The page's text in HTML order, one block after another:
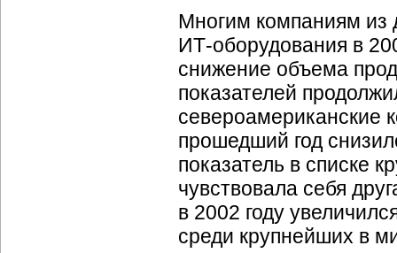
Многим компаниям из
ИТ-оборудования в
снижение объема
показателей
североамериканские
прошедший год
показатель в списке
чувствовала себя
в 2002 году
среди крупнейших в